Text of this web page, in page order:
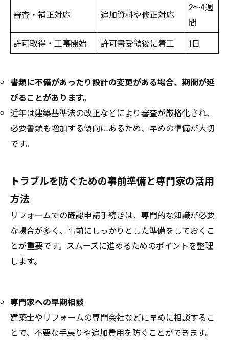
審査・補正対応 追加資料や修正対応
2〜4週
間
許可取得・工事開始
許可書受領後に着工 1日
書類に不備があったり設計の変更がある場合、期間が延
びることがあります。
近年は建築基準法の改正などにより審査が厳格化され、
必要書類も増加する傾向にあるため、早めの準備が大切
です。
トラブルを防ぐための事前準備と専門家の活用
方法
リフォームでの確認申請手続きは、専門的な知識が必要
な場合が多く、事前にしっかりとした準備をしておくこ
とが重要です。スムーズに進めるためのポイントを整理
します。
専門家への早期相談
建築士やリフォームの専門会社などに早めに相談するこ
とで、不要な手戻りや追加費用を防ぐことができます。